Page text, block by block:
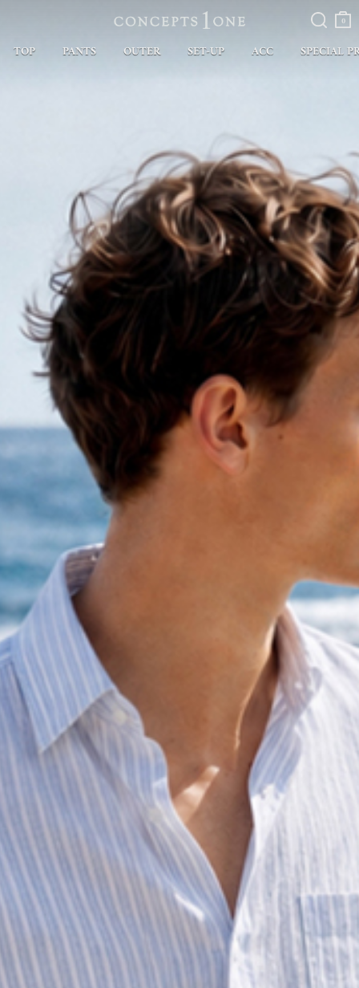
구니
0
TOP PANTS OUTER SET-UP ACC SPECIAL